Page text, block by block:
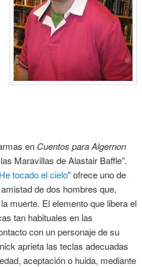
en Cuentos para Algernon
Maravillas de Alastair Baffle”.
tocado el cielo” ofrece uno de
de dos hombres que,
muerte. El elemento que libera el
tan habituales en las
con un personaje de su
aprieta las teclas adecuadas
aceptación o huida, mediante